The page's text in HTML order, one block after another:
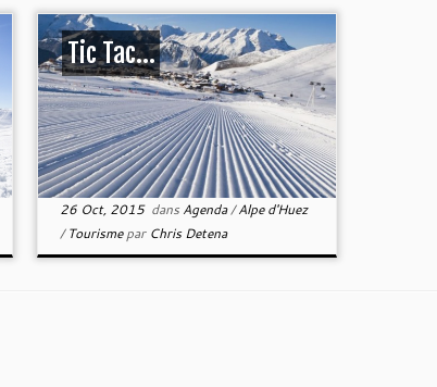
Tic Tac…
26 Oct, 2015dans Agenda/Alpe d'Huez
/Tourismepar Chris Detena